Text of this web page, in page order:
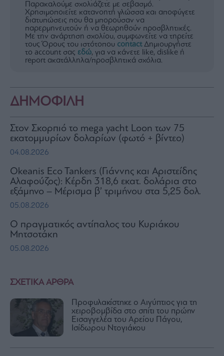
ΣΧΕΤΙΚΑ ΑΡΘΡΑ
Προφυλακίστηκε ο Αιγύπτιος για τη
χειροβομβίδα στο σπίτι του πρώην
Εισαγγελέα του Αρείου Πάγου,
Ισίδωρου Ντογιάκου
Παρακαλούμε σχολιάζετε με σεβασμό.
Χρησιμοποιείτε κατανοητή γλώσσα και αποφύγετε
διατυπώσεις που θα μπορούσαν να
παρερμηνευτούν ή να θεωρηθούν προσβλητικές.
Με την ανάρτηση σχολίου, συμφωνείτε να τηρείτε
τους Όρους του ιστότοπου contactΔημιουργήστε
το account σας εδώ, για να κάνετε like, dislike ή
report ακατάλληλα/προσβλητικά σχόλια.
ΔΗΜΟΦΙΛΗ
Στον Σκορπιό το mega yacht Loon των 75
εκατομμυρίων δολαρίων (φωτό + βίντεο)
04.08.2026
Okeanis Eco Tankers (Γιάννης και Αριστείδης
Αλαφούζος): Κέρδη 318,6 εκατ. δολάρια στο
εξάμηνο – Μέρισμα β’ τριμήνου στα 5,25 δολ.
05.08.2026
Ο πραγματικός αντίπαλος του Κυριάκου
Μητσοτάκη
05.08.2026